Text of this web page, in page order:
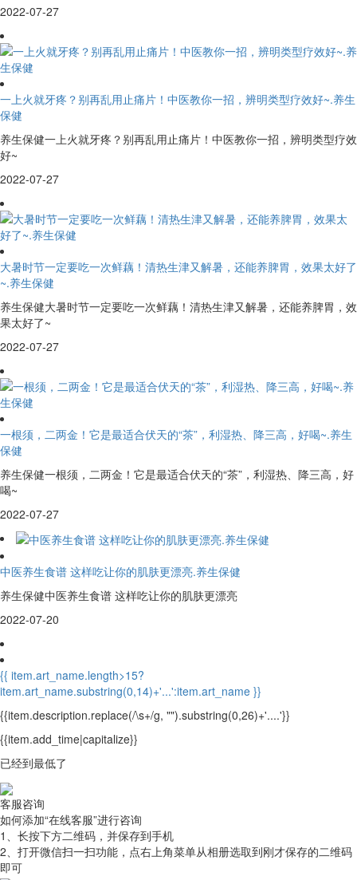
2022-07-27
一上火就牙疼？别再乱用止痛片！中医教你一招，辨明类型疗效好~.养生
保健
养生保健一上火就牙疼？别再乱用止痛片！中医教你一招，辨明类型疗效
好~
2022-07-27
大暑时节一定要吃一次鲜藕！清热生津又解暑，还能养脾胃，效果太好了
~.养生保健
养生保健大暑时节一定要吃一次鲜藕！清热生津又解暑，还能养脾胃，效
果太好了~
2022-07-27
一根须，二两金！它是最适合伏天的“茶”，利湿热、降三高，好喝~.养生
保健
养生保健一根须，二两金！它是最适合伏天的“茶”，利湿热、降三高，好
喝~
2022-07-27
中医养生食谱 这样吃让你的肌肤更漂亮.养生保健
养生保健中医养生食谱 这样吃让你的肌肤更漂亮
2022-07-20
{{ item.art_name.length>15?
item.art_name.substring(0,14)+'...':item.art_name }}
{{item.description.replace(/\s+/g, "").substring(0,26)+'....'}}
{{item.add_time|capitalize}}
已经到最低了
客服咨询
如何添加“在线客服”进行咨询
1、长按下方二维码，并保存到手机
2、打开微信扫一扫功能，点右上角菜单从相册选取到刚才保存的二维码
即可